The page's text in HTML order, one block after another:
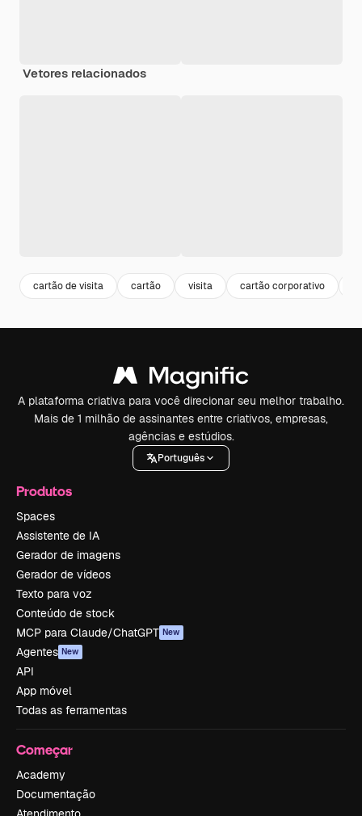
Vetores relacionados
cartão de visita cartão visita cartão corporativo
A plataforma criativa para você direcionar seu melhor trabalho.
Mais de 1 milhão de assinantes entre criativos, empresas,
agências e estúdios.
Português
Produtos
Spaces
Assistente de IA
Gerador de imagens
Gerador de vídeos
Texto para voz
Conteúdo de stock
MCP para Claude/ChatGPT New
Agentes New
API
App móvel
Todas as ferramentas
Começar
Academy
Documentação